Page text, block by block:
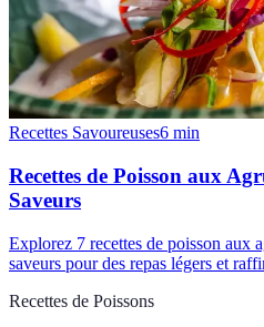
Recettes Savoureuses6 min
Recettes de Poisson aux
Saveurs
Explorez 7 recettes de poisson aux
saveurs pour des repas légers et
Recettes de Poissons